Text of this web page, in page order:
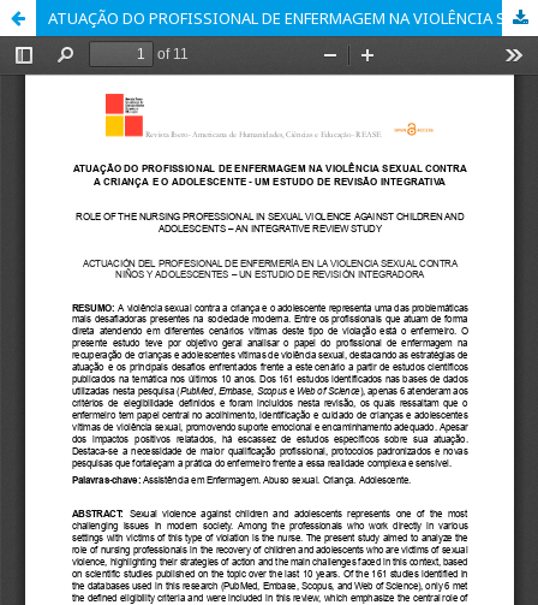
ATUAÇÃO DO PROFISSIONAL DE ENFERMAGEM NA VIOLÊNCIA SEXUAL CONTRA A CRIANÇA E O ADOLESCENTE